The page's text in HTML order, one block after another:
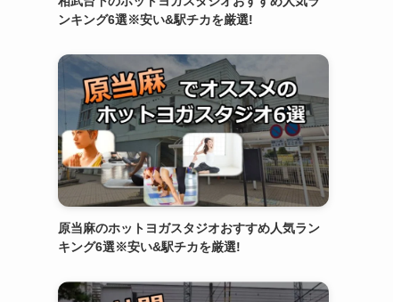
ンキング6選※安い&駅チカを厳選!
原当麻のホットヨガスタジオおすすめ人気ラン
キング6選※安い&駅チカを厳選!